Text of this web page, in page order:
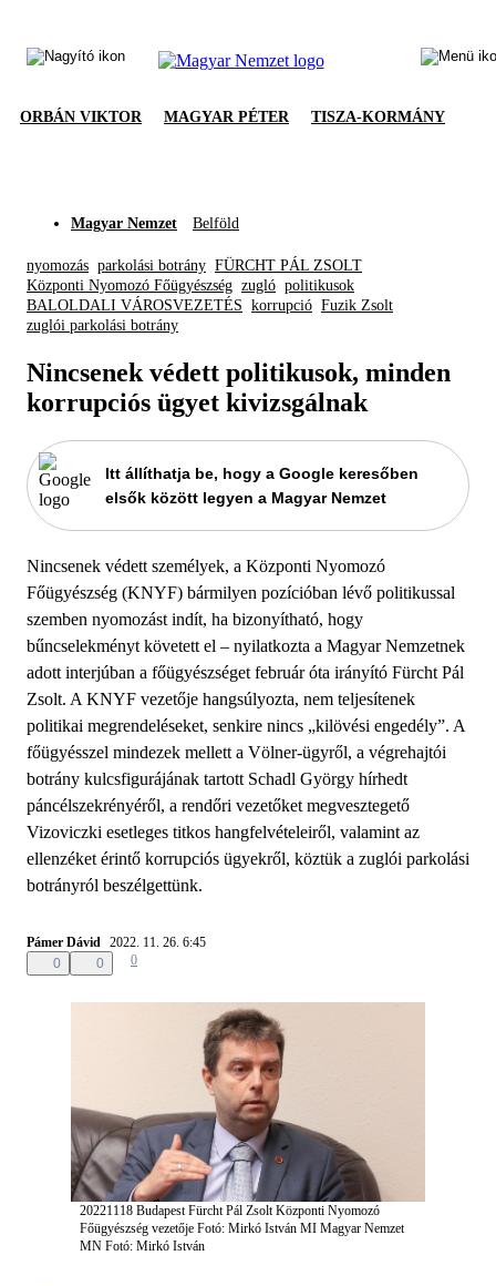
ORBÁN VIKTOR MAGYAR PÉTER TISZA-KORMÁNY
Magyar Nemzet Belföld
nyomozás parkolási botrány FÜRCHT PÁL ZSOLT
Központi Nyomozó Főügyészség zugló politikusok
BALOLDALI VÁROSVEZETÉS korrupció Fuzik Zsolt
zuglói parkolási botrány
Nincsenek védett politikusok, minden
korrupciós ügyet kivizsgálnak
Itt állíthatja be, hogy a Google keresőben
elsők között legyen a Magyar Nemzet
Nincsenek védett személyek, a Központi Nyomozó
Főügyészség (KNYF) bármilyen pozícióban lévő politikussal
szemben nyomozást indít, ha bizonyítható, hogy
bűncselekményt követett el – nyilatkozta a Magyar Nemzetnek
adott interjúban a főügyészséget február óta irányító Fürcht Pál
Zsolt. A KNYF vezetője hangsúlyozta, nem teljesítenek
politikai megrendeléseket, senkire nincs „kilövési engedély”. A
főügyésszel mindezek mellett a Völner-ügyről, a végrehajtói
botrány kulcsfigurájának tartott Schadl György hírhedt
páncélszekrényéről, a rendőri vezetőket megvesztegető
Vizoviczki esetleges titkos hangfelvételeiről, valamint az
ellenzéket érintő korrupciós ügyekről, köztük a zuglói parkolási
botrányról beszélgettünk.
Pámer Dávid 2022. 11. 26. 6:45
0
0 0
20221118 Budapest Fürcht Pál Zsolt Központi Nyomozó
Főügyészség vezetője Fotó: Mirkó István MI Magyar Nemzet
MN Fotó: Mirkó István